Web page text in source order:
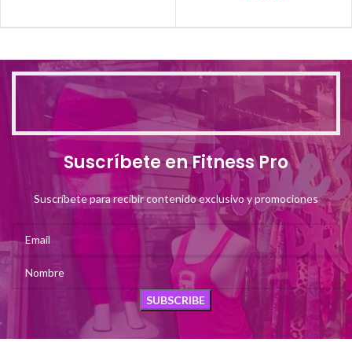
Suscríbete en Fitness Pro
Suscríbete para recibir contenido exclusivo y promociones